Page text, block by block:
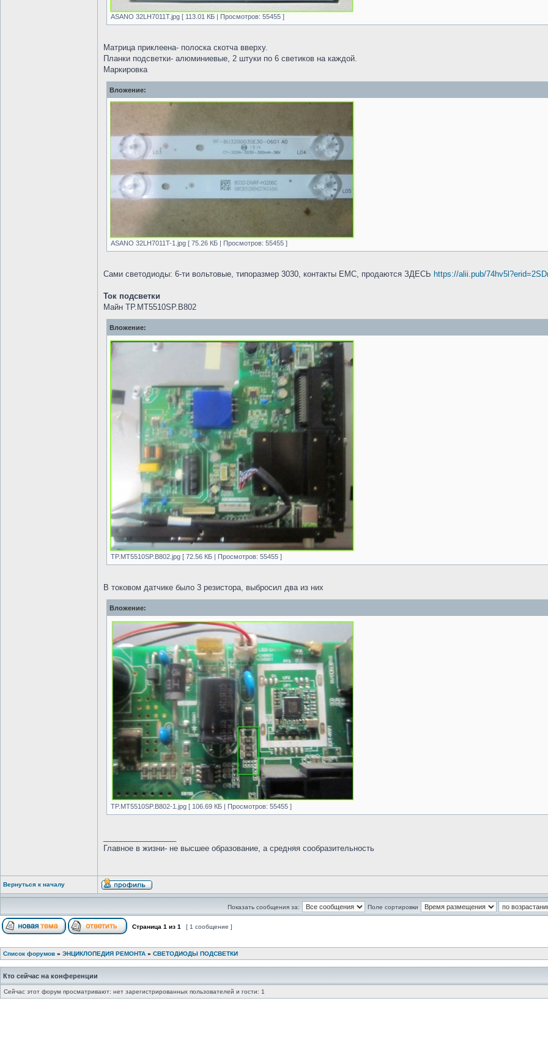
ASANO 32LH7011T.jpg [ 113.01 КБ | Просмотров: 55455 ]
Матрица приклеена- полоска скотча вверху.
Планки подсветки- алюминиевые, 2 штуки по 6 светиков на каждой.
Маркировка
Вложение:
ASANO 32LH7011T-1.jpg [ 75.26 КБ | Просмотров: 55455 ]
Сами светодиоды: 6-ти вольтовые, типоразмер 3030, контакты EMC, продаются ЗДЕСЬ https://alii.pub/
Ток подсветки
Майн TP.MT5510SP.B802
Вложение:
TP.MT5510SP.B802.jpg [ 72.56 КБ | Просмотров: 55455 ]
В токовом датчике было 3 резистора, выбросил два из них
Вложение:
TP.MT5510SP.B802-1.jpg [ 106.69 КБ | Просмотров: 55455 ]
Главное в жизни- не высшее образование, а средняя сообразительность
Вернуться к началу
Показать сообщения за: Поле сортировки
Страница 1 из 1 [ 1 сообщение ]
Список форумов » ЭНЦИКЛОПЕДИЯ РЕМОНТА » СВЕТОДИОДЫ ПОДСВЕТКИ
Кто сейчас на конференции
Сейчас этот форум просматривают: нет зарегистрированных пользователей и гости: 1